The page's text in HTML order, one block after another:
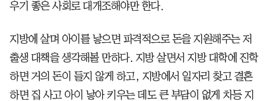
우기 좋은 사회로 대개조해야만 한다.
지방에 살며 아이를 낳으면 파격적으로 돈을 지원해주는 저
출생 대책을 생각해볼 만하다. 지방 살면서 지방 대학에 진학
하면 거의 돈이 들지 않게 하고, 지방에서 일자리 찾고 결혼
하면 집 사고 아이 낳아 키우는 데도 큰 부담이 없게 차등 지